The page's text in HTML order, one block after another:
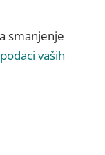
smanjenje
vaših